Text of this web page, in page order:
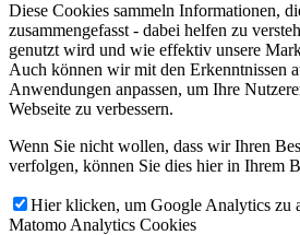
Diese Cookies sammeln Informationen,
zusammengefasst - dabei helfen zu
genutzt wird und wie effektiv unsere
Auch können wir mit den Erkenntnissen
Anwendungen anpassen, um Ihre
Webseite zu verbessern.
Wenn Sie nicht wollen, dass wir Ihren
verfolgen, können Sie dies hier in Ihrem
Hier klicken, um Google Analytics zu
Matomo Analytics Cookies